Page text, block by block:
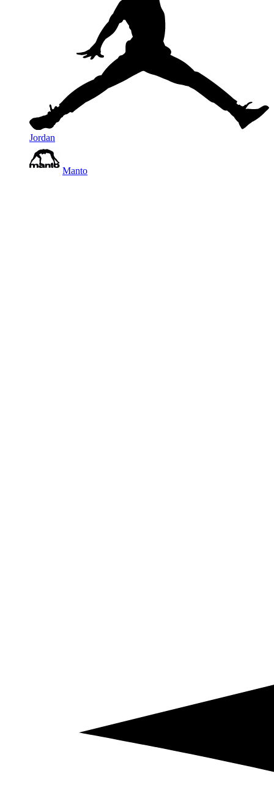
Jordan
Manto